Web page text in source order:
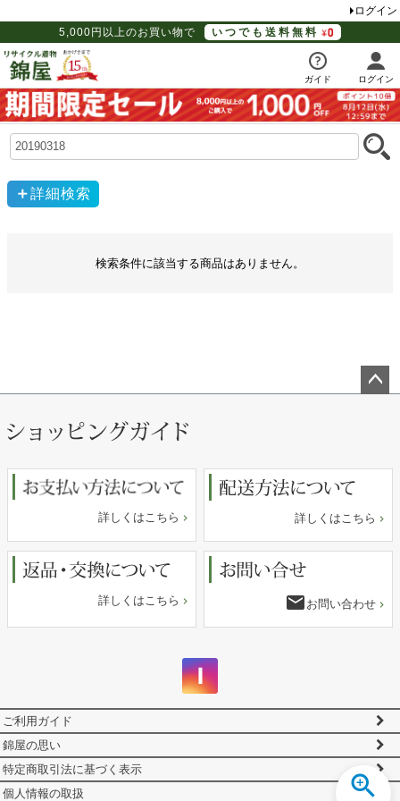
ログイン
5,000円以上のお買い物で
いつでも送料無料
ガイド ログイン
詳細検索
検索条件に該当する商品はありません。
詳しくはこちら 詳しくはこちら
詳しくはこちら email お問い合わせ
ご利用ガイド
錦屋の思い
特定商取引法に基づく表示
個人情報の取扱